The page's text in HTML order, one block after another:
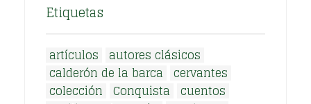
Etiquetas
artículos
autores clásicos
calderón de la barca cervantes
colección Conquista cuentos